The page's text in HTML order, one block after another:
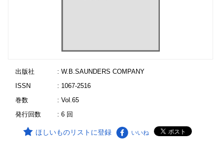
出版社
: W.B.SAUNDERS COMPANY
ISSN
: 1067-2516
巻数
: Vol.65
発行回数
: 6 回
ほしいものリストに登録 いいね